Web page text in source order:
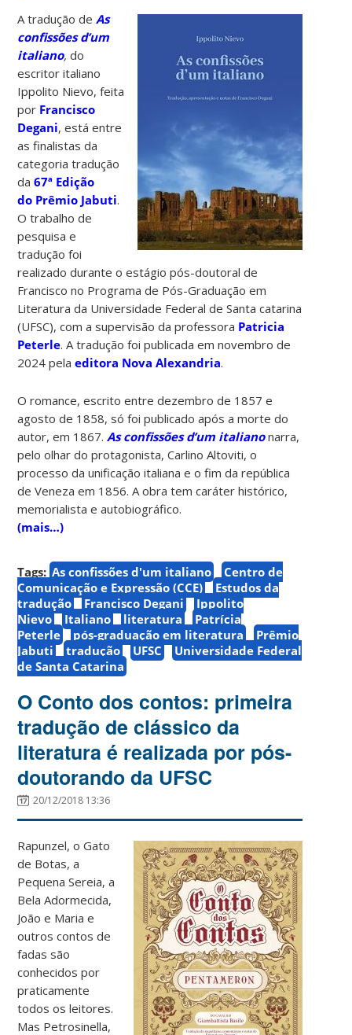
A tradução deAs
confissões d’um
italiano, do
escritor italiano
Ippolito Nievo, feita
por Francisco
Degani, está entre
as finalistas da
categoria tradução
da67ª Edição
do Prêmio Jabuti.
O trabalho de
pesquisa e
tradução foi
realizado durante o estágio pós-doutoral de
Francisco no Programa de Pós-Graduação em
Literatura da Universidade Federal de Santa catarina
(UFSC), com a supervisão da professora Patricia
Peterle. A tradução foi publicada em novembro de
2024 pelaeditora Nova Alexandria.
O romance, escrito entre dezembro de 1857 e
agosto de 1858, só foi publicado após a morte do
autor, em 1867.As confissões d’um italianonarra,
pelo olhar do protagonista, Carlino Altoviti, o
processo da unificação italiana e o fim da república
de Veneza em 1856. A obra tem caráter histórico,
memorialista e autobiográfico.
(mais…)
Tags: As confissões d'um italiano
Centro de
Comunicação e Expressão (CCE)
Estudos da
tradução
Francisco Degani
Ippolito
Nievo
Italiano literatura
Patrícia
Peterle
pós-graduação em literatura
Prêmio
Jabuti
tradução UFSC
Universidade Federal
de Santa Catarina
O Conto dos contos: primeira
tradução de clássico da
literatura é realizada por pós-
doutorando da UFSC
20/12/2018 13:36
Rapunzel, o Gato
de Botas, a
Pequena Sereia, a
Bela Adormecida,
João e Maria e
outros contos de
fadas são
conhecidos por
praticamente
todos os leitores.
Mas Petrosinella,